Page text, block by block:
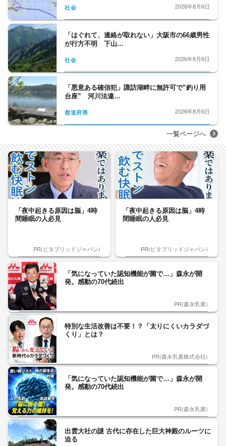
社会 2026年8月6日
「はぐれて、連絡が取れない」大阪市の66歳男性
が行方不明 下山…
社会 2026年8月6日
「悪意ある確信犯」諏訪湖畔に無許可で”釣り用
台座” 河川法違…
都道府県 2026年8月6日
一覧ページへ
「夜中起きる原因は脳」4時
間睡眠の人必見
PR(ビタブリッドジャパン)
「夜中起きる原因は脳」4時
間睡眠の人必見
PR(ビタブリッドジャパン)
「気になっていた認知機能が菌で…」森永が開
発。感動の70代続出
PR(森永乳業)
特別な生活改善は不要！？「太りにくいカラダづ
くり」とは？
PR(森永乳業株式会社)
「気になっていた認知機能が菌で…」森永が開
発。感動の70代続出
PR(森永乳業)
出雲大社の謎 古代に存在した巨大神殿のルーツに
迫る